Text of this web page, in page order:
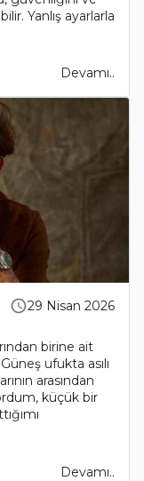
Yanlış ayarlarla
Devamı..
29 Nisan 2026
birine ait
ufukta asılı
arasından
küçük bir
Devamı..